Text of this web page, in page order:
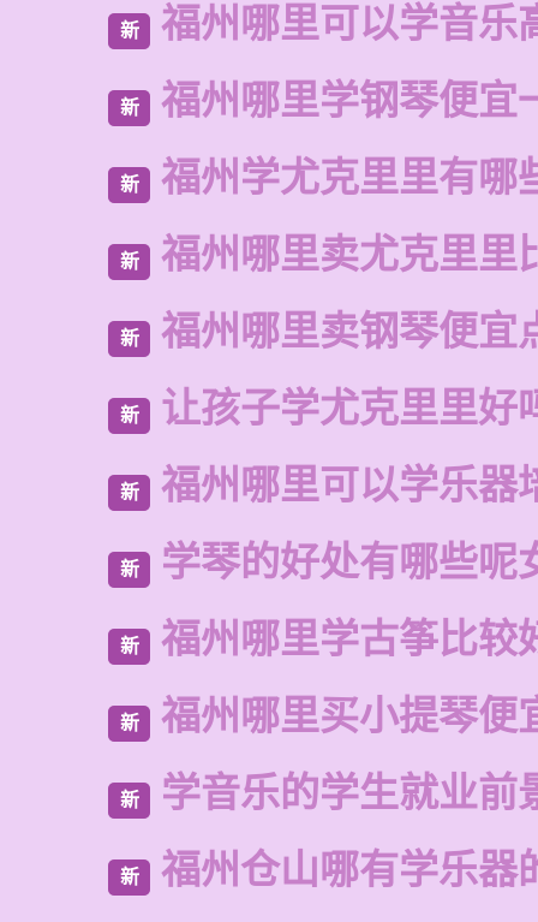
新 福州哪里可以学音乐
新 福州哪里学钢琴便宜
新 福州学尤克里里有哪
新 福州哪里卖尤克里里
新 福州哪里卖钢琴便宜
新 让孩子学尤克里里好
新 福州哪里可以学乐器
新 学琴的好处有哪些呢
新 福州哪里学古筝比较
新 福州哪里买小提琴便
新 学音乐的学生就业前
新 福州仓山哪有学乐器